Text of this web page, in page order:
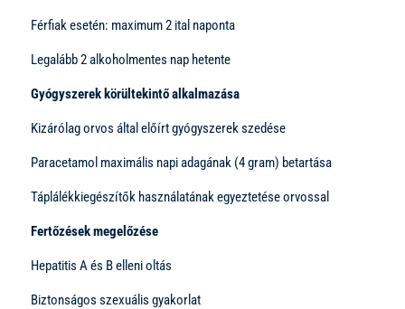
Férfiak esetén: maximum 2 ital naponta
Legalább 2 alkoholmentes nap hetente
Gyógyszerek körültekintő alkalmazása
Kizárólag orvos által előírt gyógyszerek szedése
Paracetamol maximális napi adagának (4 gram) betartása
Táplálékkiegészítők használatának egyeztetése orvossal
Fertőzések megelőzése
Hepatitis A és B elleni oltás
Biztonságos szexuális gyakorlat